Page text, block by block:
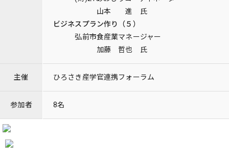
山本 進 氏
ビジネスプラン作り（５）
弘前市食産業マネージャー
加藤 哲也 氏
主催 ひろさき産学官連携フォーラム
参加者 8名